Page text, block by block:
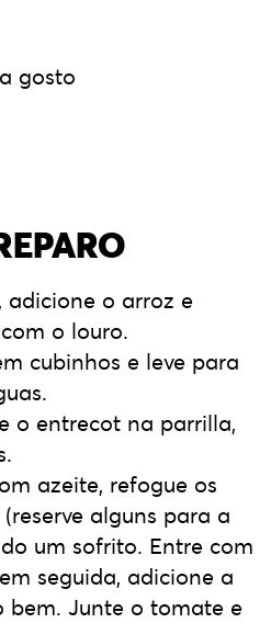
gosto
adicione o arroz e
o louro.
cubinhos e leve para
o entrecot na parrilla,
azeite, refogue os
alguns para a
um sofrito. Entre com
seguida, adicione a
bem. Junte o tomate e